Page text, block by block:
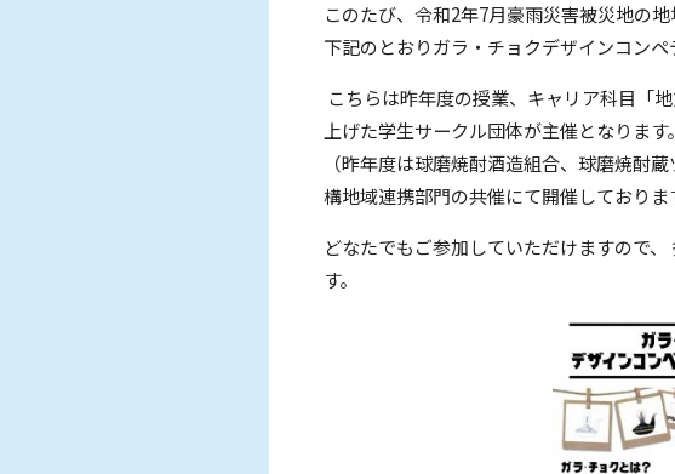
このたび、令和2年7月豪雨災害被災地の
下記のとおりガラ・チョクデザインコンペ
こちらは昨年度の授業、キャリア科目「
上げた学生サークル団体が主催となります。
（昨年度は球磨焼酎酒造組合、球磨焼酎
構地域連携部門の共催にて開催しておりま
どなたでもご参加していただけますので
す。